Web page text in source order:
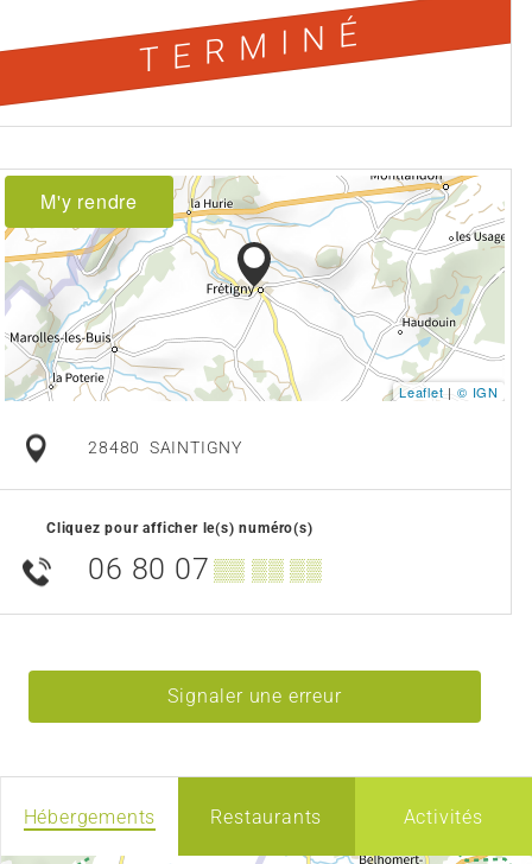
TERMINÉ
M'y rendre
Leaflet | © IGN
28480 SAINTIGNY
Cliquez pour afficher le(s) numéro(s)
06 80 07 ▒▒ ▒▒ ▒▒
Signaler une erreur
Hébergements Restaurants Activités